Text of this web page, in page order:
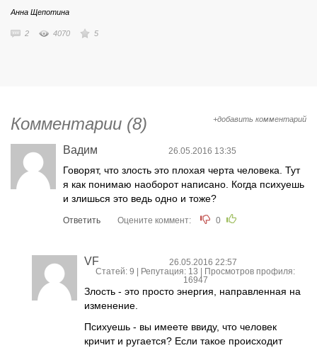
Анна Щепотина
2 4070 5
Комментарии (8) +добавить комментарий
Вадим 26.05.2016 13:35
Говорят, что злость это плохая черта человека. Тут
я как понимаю наоборот написано. Когда психуешь
и злишься это ведь одно и тоже?
Ответить Оцените коммент: 0
VF
26.05.2016 22:57
Статей: 9 | Репутация: 13 | Просмотров профиля:
16947
Злость - это просто энергия, направленная на
изменение.
Психуешь - вы имеете ввиду, что человек
кричит и ругается? Если такое происходит